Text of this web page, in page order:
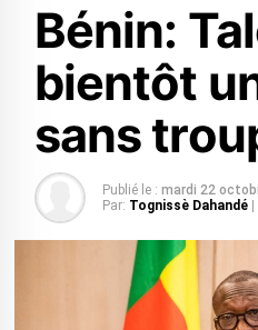
Bénin:
bientôt
sans
Publié le : mardi 22
Par: Tognissè Dahandé